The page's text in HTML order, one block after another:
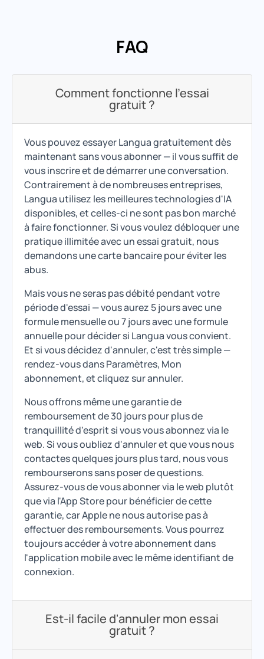
FAQ
Comment fonctionne l'essai
gratuit ?
Vous pouvez essayer Langua gratuitement dès
maintenant sans vous abonner — il vous suffit de
vous inscrire et de démarrer une conversation.
Contrairement à de nombreuses entreprises,
Langua utilisez les meilleures technologies d'IA
disponibles, et celles-ci ne sont pas bon marché
à faire fonctionner. Si vous voulez débloquer une
pratique illimitée avec un essai gratuit, nous
demandons une carte bancaire pour éviter les
abus.
Mais vous ne seras pas débité pendant votre
période d'essai — vous aurez 5 jours avec une
formule mensuelle ou 7 jours avec une formule
annuelle pour décider si Langua vous convient.
Et si vous décidez d'annuler, c'est très simple —
rendez-vous dans Paramètres, Mon
abonnement, et cliquez sur annuler.
Nous offrons même une garantie de
remboursement de 30 jours pour plus de
tranquillité d'esprit si vous vous abonnez via le
web. Si vous oubliez d'annuler et que vous nous
contactes quelques jours plus tard, nous vous
rembourserons sans poser de questions.
Assurez-vous de vous abonner via le web plutôt
que via l'App Store pour bénéficier de cette
garantie, car Apple ne nous autorise pas à
effectuer des remboursements. Vous pourrez
toujours accéder à votre abonnement dans
l'application mobile avec le même identifiant de
connexion.
Est-il facile d'annuler mon essai
gratuit ?